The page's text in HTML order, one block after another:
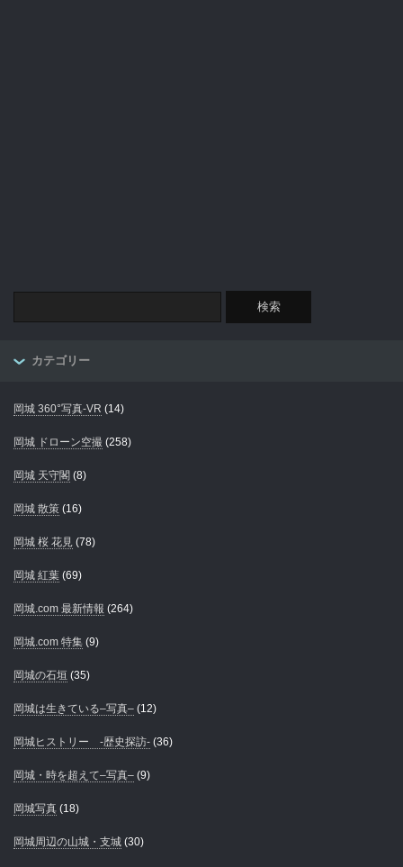
カテゴリー
岡城 360°写真-VR (14)
岡城 ドローン空撮 (258)
岡城 天守閣 (8)
岡城 散策 (16)
岡城 桜 花見 (78)
岡城 紅葉 (69)
岡城.com 最新情報 (264)
岡城.com 特集 (9)
岡城の石垣 (35)
岡城は生きている–写真– (12)
岡城ヒストリー -歴史探訪- (36)
岡城・時を超えて–写真– (9)
岡城写真 (18)
岡城周辺の山城・支城 (30)